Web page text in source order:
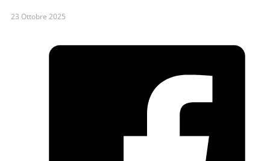
23 Ottobre 2025